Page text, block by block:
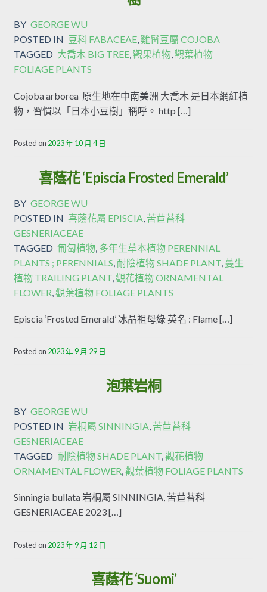
BY GEORGE WU
POSTED IN 豆科 FABACEAE,雞髯豆屬 COJOBA
TAGGED 大喬木 BIG TREE,觀果植物,觀葉植物
FOLIAGE PLANTS
Cojoba arborea 原生地在中南美洲 大喬木 是日本網紅植
物，習慣以「日本小豆樹」稱呼。 http […]
Posted on 2023 年 10 月 4 日
喜蔭花 ‘Episcia Frosted Emerald’
BY GEORGE WU
POSTED IN 喜蔭花屬 EPISCIA 苦苣苔科
GESNERIACEAE
TAGGED 匍匐植物 多年生草本植物 PERENNIAL
PLANTS ; PERENNIALS 耐陰植物 SHADE PLANT, 蔓生
植物 TRAILING PLANT, 觀花植物 ORNAMENTAL
FLOWER 觀葉植物 FOLIAGE PLANTS
Episcia ‘Frosted Emerald’ 冰晶祖母綠 英名 : Flame […]
Posted on 2023 年 9 月 29 日
泡葉岩桐
BY GEORGE WU
POSTED IN 岩桐屬 SINNINGIA 苦苣苔科
GESNERIACEAE
TAGGED 耐陰植物 SHADE PLANT ,觀花植物
ORNAMENTAL FLOWER 觀葉植物 FOLIAGE PLANTS
Sinningia bullata 岩桐屬 SINNINGIA, 苦苣苔科
GESNERIACEAE 2023 […]
Posted on 2023 年 9 月 12 日
喜蔭花 ‘Suomi’